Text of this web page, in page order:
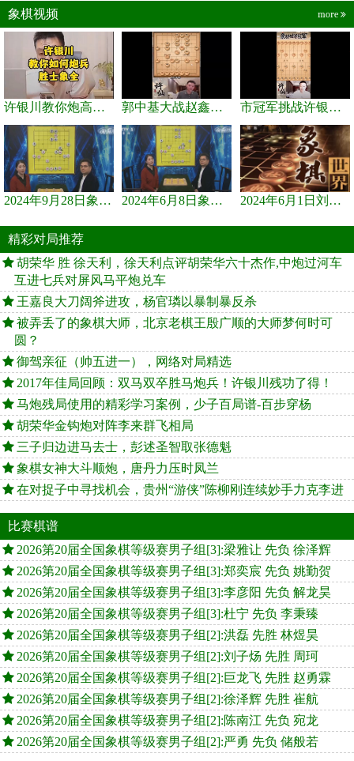
象棋视频 more
许银川教你炮高兵士象全如何赢士象全，简单四步即可 郭中基大战赵鑫鑫，许银川激情讲解 市冠军挑战许银川，急进中兵变化真激烈！
2024年9月28日象棋世界栏目，刘君、蒋川讲解了第九届杨官璘杯象棋... 2024年6月8日象棋世界，刘君、蒋川讲解了第九届杨官璘杯全国象棋... 2024年6月1日刘君、蒋川讲解第三届上海杯象棋大师赛谢靖与李少庚...
精彩对局推荐
胡荣华 胜 徐天利，徐天利点评胡荣华六十杰作,中炮过河车
互进七兵对屏风马平炮兑车
王嘉良大刀阔斧进攻，杨官璘以暴制暴反杀
被弄丢了的象棋大师，北京老棋王殷广顺的大师梦何时可
圆？
御驾亲征（帅五进一），网络对局精选
2017年佳局回顾：双马双卒胜马炮兵！许银川残功了得！
马炮残局使用的精彩学习案例，少子百局谱-百步穿杨
胡荣华金钩炮对阵李来群飞相局
三子归边进马去士，彭述圣智取张德魁
象棋女神大斗顺炮，唐丹力压时凤兰
在对捉子中寻找机会，贵州“游侠”陈柳刚连续妙手力克李进
比赛棋谱
2026第20届全国象棋等级赛男子组[3]:梁雅让 先负 徐泽辉
2026第20届全国象棋等级赛男子组[3]:郑奕宸 先负 姚勤贺
2026第20届全国象棋等级赛男子组[3]:李彦阳 先负 解龙昊
2026第20届全国象棋等级赛男子组[3]:杜宁 先负 李秉臻
2026第20届全国象棋等级赛男子组[2]:洪磊 先胜 林煜昊
2026第20届全国象棋等级赛男子组[2]:刘子炀 先胜 周珂
2026第20届全国象棋等级赛男子组[2]:巨龙飞 先胜 赵勇霖
2026第20届全国象棋等级赛男子组[2]:徐泽辉 先胜 崔航
2026第20届全国象棋等级赛男子组[2]:陈南江 先负 宛龙
2026第20届全国象棋等级赛男子组[2]:严勇 先负 储般若